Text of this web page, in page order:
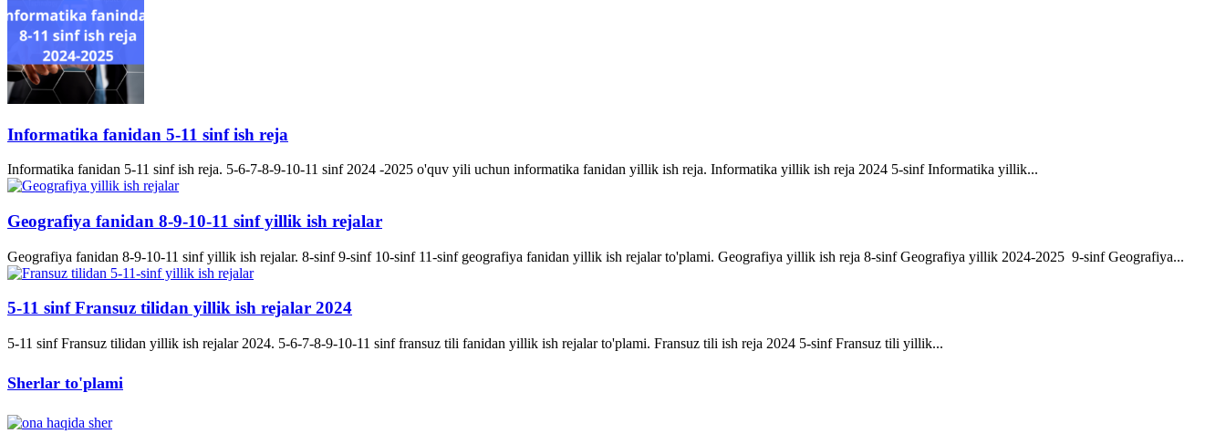
Informatika fanidan 5-11 sinf ish reja
Informatika fanidan 5-11 sinf ish reja. 5-6-7-8-9-10-11 sinf 2024 -2025 o'quv yili uchun informatika fanidan yillik ish reja. Informatika yillik ish reja 2024 5-sinf Informatika yillik...
Geografiya fanidan 8-9-10-11 sinf yillik ish rejalar
Geografiya fanidan 8-9-10-11 sinf yillik ish rejalar. 8-sinf 9-sinf 10-sinf 11-sinf geografiya fanidan yillik ish rejalar to'plami. Geografiya yillik ish reja 8-sinf Geografiya yillik 2024-2025 9-sinf Geografiya...
5-11 sinf Fransuz tilidan yillik ish rejalar 2024
5-11 sinf Fransuz tilidan yillik ish rejalar 2024. 5-6-7-8-9-10-11 sinf fransuz tili fanidan yillik ish rejalar to'plami. Fransuz tili ish reja 2024 5-sinf Fransuz tili yillik...
Sherlar to'plami